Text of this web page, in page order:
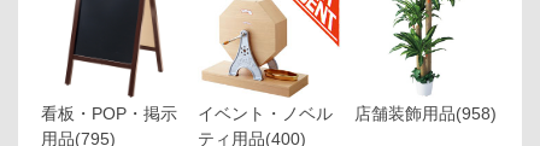
看板・POP・掲示
用品(795)
イベント・ノベル
ティ用品(400)
店舗装飾用品(958)